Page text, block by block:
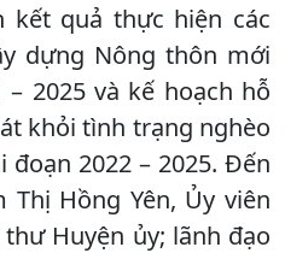
kết quả thực hiện các
dựng Nông thôn mới
– 2025 và kế hoạch hỗ
khỏi tình trạng nghèo
2022 – 2025. Đến
Hồng Yên, Ủy viên
Huyện ủy; lãnh đạo